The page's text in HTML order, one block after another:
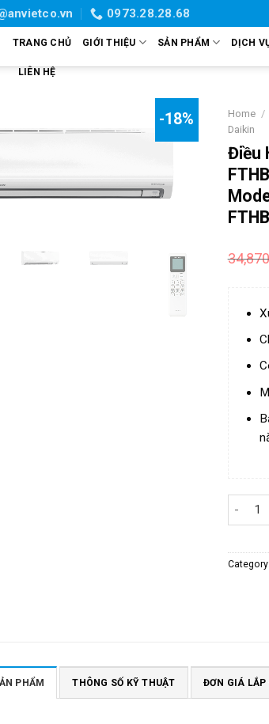
0973.28.28.68
TRANG CHỦ GIỚI THIỆU SẢN PHẨM DỊCH
LIÊN HỆ
-18% Home /
Daikin
Điều
Điều
Category:
PHẨM THÔNG SỐ KỸ THUẬT ĐƠN GIÁ LẮP